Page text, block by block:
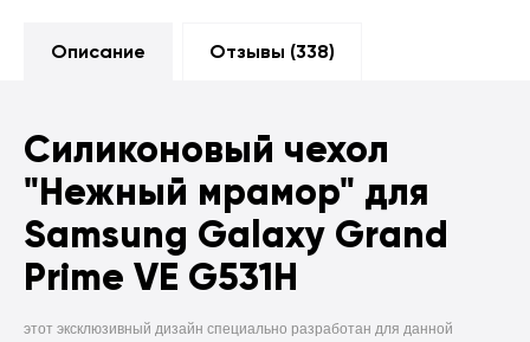
Описание Отзывы (338)
Силиконовый чехол
"Нежный мрамор" для
Samsung Galaxy Grand
Prime VE G531H
этот эксклюзивный дизайн специально разработан для данной